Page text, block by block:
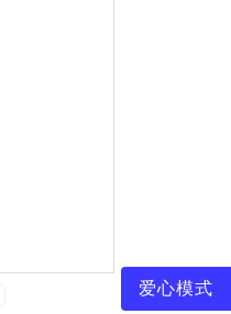
爱心模式